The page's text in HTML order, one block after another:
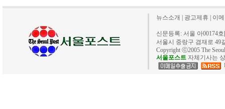
뉴스소개 광고제휴 이
신문등록: 서울 아00174
서울시 중랑구 겸재로 49
Copyright ⓒ2005 The
서울포스트 자체기사는